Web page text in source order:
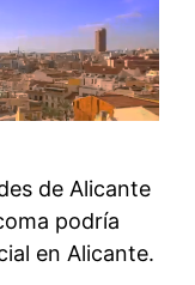
de Alicante
podría
en Alicante.